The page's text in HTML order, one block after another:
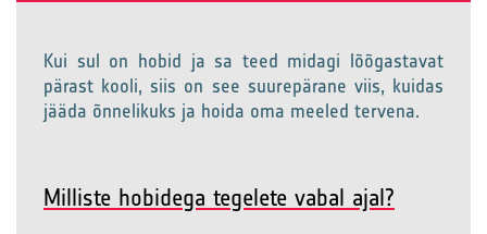
Kui sul on hobid ja sa teed midagi lõõgastavat
pärast kooli, siis on see suurepärane viis, kuidas
jääda õnnelikuks ja hoida oma meeled tervena.
Milliste hobidega tegelete vabal ajal?